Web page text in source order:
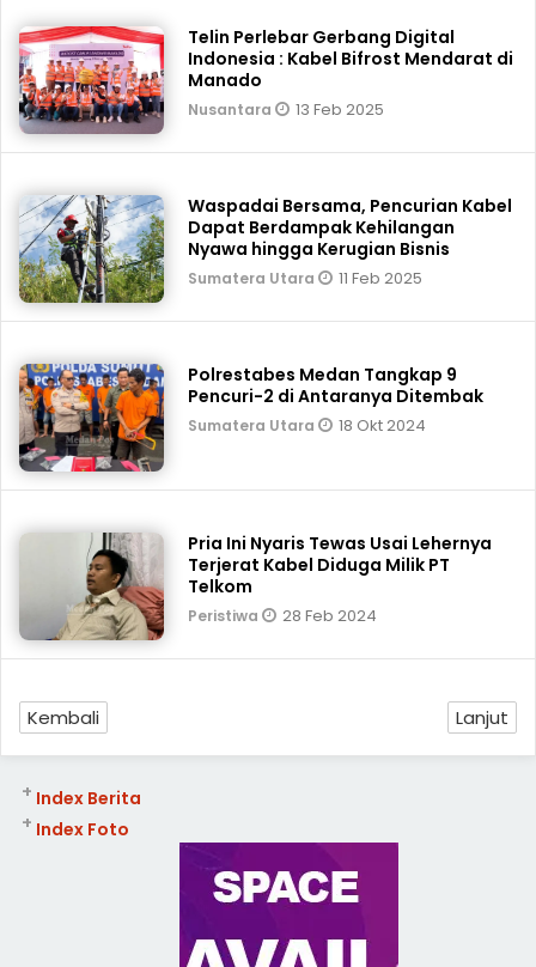
Telin Perlebar Gerbang Digital
Indonesia : Kabel Bifrost Mendarat di
Manado
Nusantara 13 Feb 2025
Waspadai Bersama, Pencurian Kabel
Dapat Berdampak Kehilangan
Nyawa hingga Kerugian Bisnis
Sumatera Utara 11 Feb 2025
Polrestabes Medan Tangkap 9
Pencuri-2 di Antaranya Ditembak
Sumatera Utara 18 Okt 2024
Pria Ini Nyaris Tewas Usai Lehernya
Terjerat Kabel Diduga Milik PT
Telkom
Peristiwa 28 Feb 2024
Kembali Lanjut
Index Berita
+
Index Foto
+